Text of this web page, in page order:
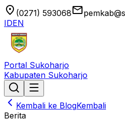
location_on (0271) 593068email
IDEN
Portal Sukoharjo
Kabupaten Sukoharjo
Kembali ke BlogKembali
Berita